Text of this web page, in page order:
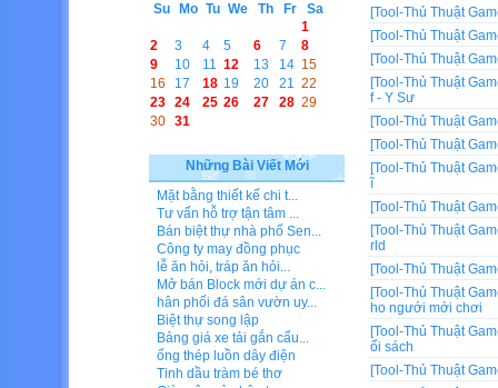
[Tool-Thủ Thuật
[Tool-Thủ Thuật
[Tool-Thủ Thuật
[Tool-Thủ Thuật
f - Y Sư
[Tool-Thủ Thuật
[Tool-Thủ Thuật
[Tool-Thủ Thuật
ĩ
[Tool-Thủ Thuật
[Tool-Thủ Thuật
rld
[Tool-Thủ Thuật
[Tool-Thủ Thuật
ho ngưới mới chơi
[Tool-Thủ Thuật
ổi sách
[Tool-Thủ Thuật
Su
Mo Tu We Th Fr
Sa
1
2
3 4 5 6 7
8
9
10 11 12 13 14 15
16
17 18 19 20 21 22
23 24 25 26 27 28 29
30 31
Những Bài Viết Mới
Mặt bằng thiết kế chi t...
Tư vấn hỗ trợ tận tâm ...
Bán biệt thự nhà phố Sen...
Công ty may đồng phục
lễ ăn hỏi, tráp ăn hỏi...
Mở bán Block mới dự án c...
hân phối đá sân vườn uy...
Biệt thự song lập
Bảng giá xe tải gắn cẩu...
ống thép luồn dây điện
Tinh dầu tràm bé thơ